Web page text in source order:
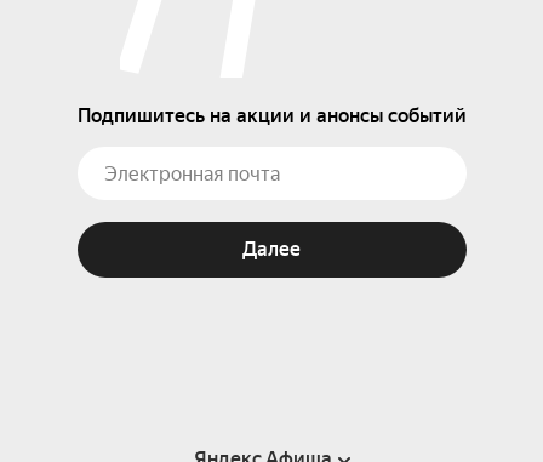
Подпишитесь на акции и анонсы событий
Далее